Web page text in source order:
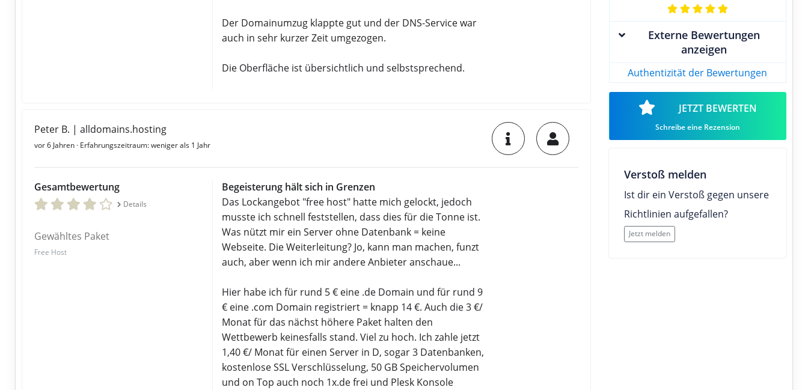
Der Domainumzug klappte gut und der DNS-Service war
auch in sehr kurzer Zeit umgezogen.
Die Oberfläche ist übersichtlich und selbstsprechend.
Peter B. | alldomains.hosting
vor 6 Jahren · Erfahrungszeitraum: weniger als 1 Jahr
Gesamtbewertung
Details
Gewähltes Paket
Free Host
Begeisterung hält sich in Grenzen
Das Lockangebot "free host" hatte mich gelockt, jedoch
musste ich schnell feststellen, dass dies für die Tonne ist.
Was nützt mir ein Server ohne Datenbank = keine
Webseite. Die Weiterleitung? Jo, kann man machen, funzt
auch, aber wenn ich mir andere Anbieter anschaue...
Hier habe ich für rund 5 € eine .de Domain und für rund 9
€ eine .com Domain registriert = knapp 14 €. Auch die 3 €/
Monat für das nächst höhere Paket halten den
Wettbewerb keinesfalls stand. Viel zu hoch. Ich zahle jetzt
1,40 €/ Monat für einen Server in D, sogar 3 Datenbanken,
kostenlose SSL Verschlüsselung, 50 GB Speichervolumen
und on Top auch noch 1x.de frei und Plesk Konsole
Externe Bewertungen
anzeigen
Authentizität der Bewertungen
JETZT BEWERTEN
Schreibe eine Rezension
Verstoß melden
Ist dir ein Verstoß gegen unsere
Richtlinien aufgefallen?
Jetzt melden